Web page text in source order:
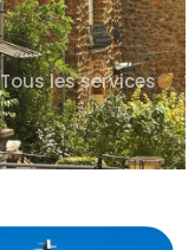
Tous les services